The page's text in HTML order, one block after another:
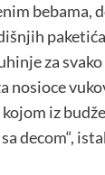
bebama,
za
nosioce
iz
decom“,